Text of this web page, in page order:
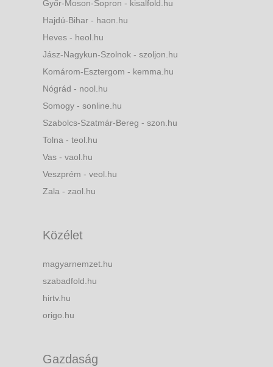
Győr-Moson-Sopron - kisalfold.hu
Hajdú-Bihar - haon.hu
Heves - heol.hu
Jász-Nagykun-Szolnok - szoljon.hu
Komárom-Esztergom - kemma.hu
Nógrád - nool.hu
Somogy - sonline.hu
Szabolcs-Szatmár-Bereg - szon.hu
Tolna - teol.hu
Vas - vaol.hu
Veszprém - veol.hu
Zala - zaol.hu
Közélet
magyarnemzet.hu
szabadfold.hu
hirtv.hu
origo.hu
Gazdaság